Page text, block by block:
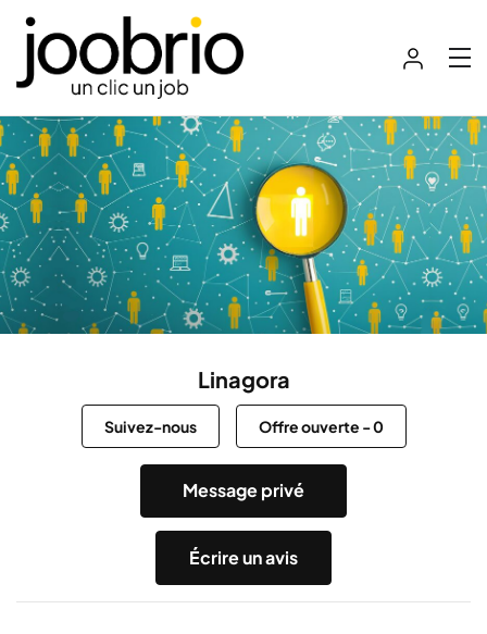
Linagora
Suivez-nous Offre ouverte -0
Message privé
Écrire un avis